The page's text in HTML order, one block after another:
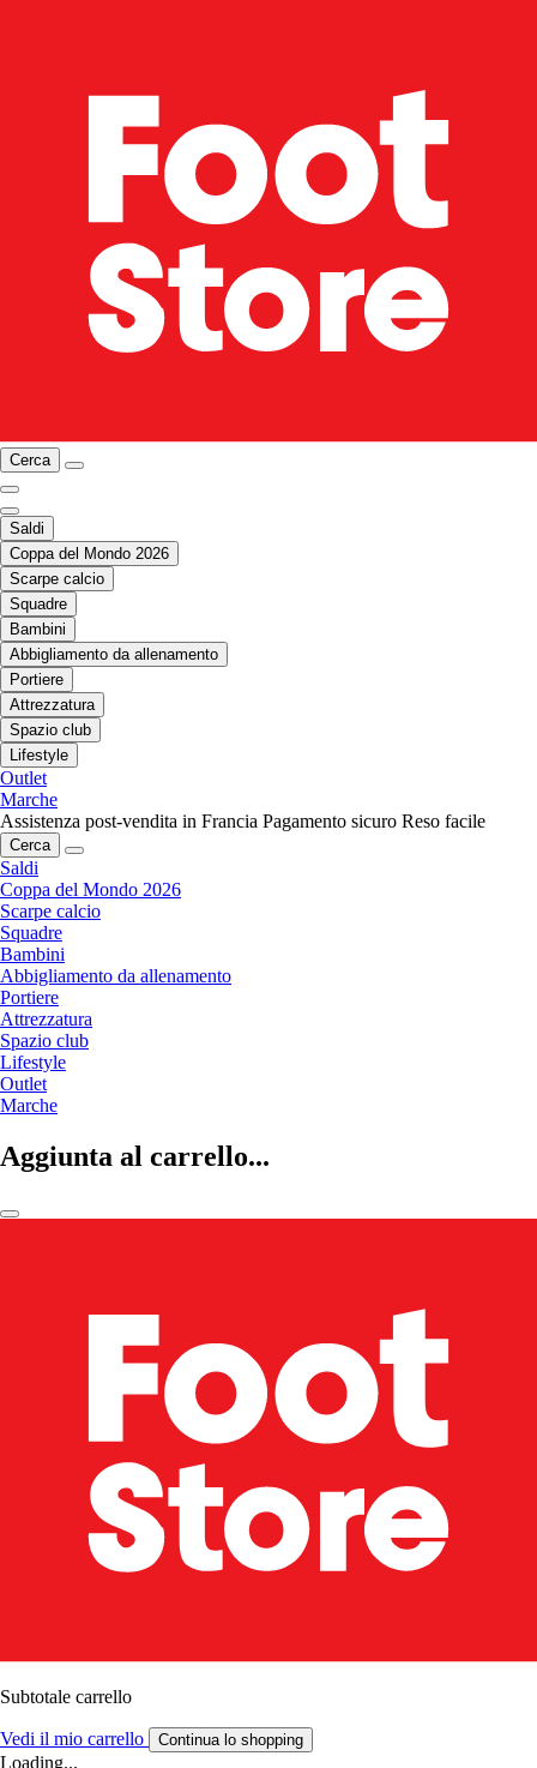
Cerca
Saldi
Coppa del Mondo 2026
Scarpe calcio
Squadre
Bambini
Abbigliamento da allenamento
Portiere
Attrezzatura
Spazio club
Lifestyle
Outlet
Marche
Assistenza post-vendita in Francia Pagamento sicuro Reso facile
Cerca
Saldi
Coppa del Mondo 2026
Scarpe calcio
Squadre
Bambini
Abbigliamento da allenamento
Portiere
Attrezzatura
Spazio club
Lifestyle
Outlet
Marche
Aggiunta al carrello...
Subtotale carrello
Vedi il mio carrello Continua lo shopping
Loading...